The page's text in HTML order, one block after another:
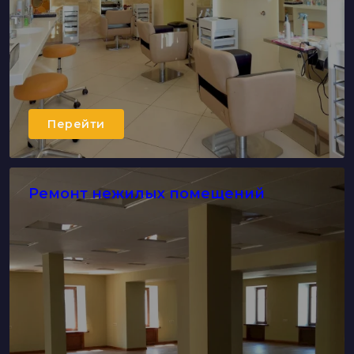
Перейти
Ремонт нежилых помещений